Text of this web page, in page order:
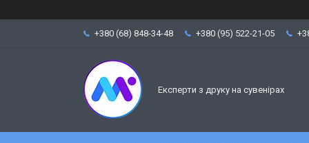
+380 (68) 848-34-48 +380 (95) 522-21-05
Експерти з друку на сувенірах